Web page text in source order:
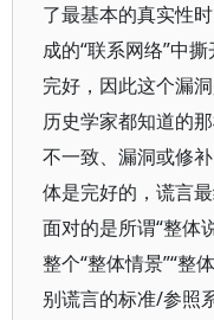
了最基本的真实性
成的“联系网络”中
完好，因此这个漏
历史学家都知道的
不一致、漏洞或修
体是完好的，谎言
面对的是所谓“整体
整个“整体情景”“整
别谎言的标准/参照